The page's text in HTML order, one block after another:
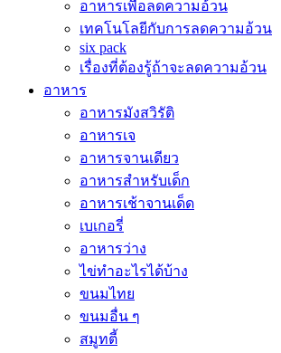
อาหารเพื่อลดความอ้วน
เทคโนโลยีกับการลดความอ้วน
six pack
เรื่องที่ต้องรู้ถ้าจะลดความอ้วน
อาหาร
อาหารมังสวิรัติ
อาหารเจ
อาหารจานเดียว
อาหารสำหรับเด็ก
อาหารเช้าจานเด็ด
เบเกอรี่
อาหารว่าง
ไข่ทำอะไรได้บ้าง
ขนมไทย
ขนมอื่น ๆ
สมูทตี้